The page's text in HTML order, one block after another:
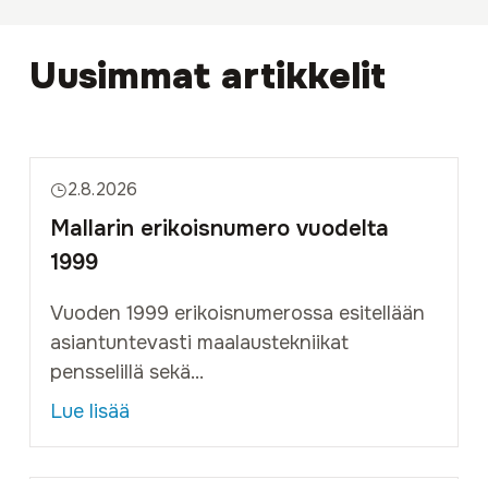
Uusimmat artikkelit
2.8.2026
Mallarin erikoisnumero vuodelta
1999
Vuoden 1999 erikoisnumerossa esitellään
asiantuntevasti maalaustekniikat
pensselillä sekä...
Lue lisää